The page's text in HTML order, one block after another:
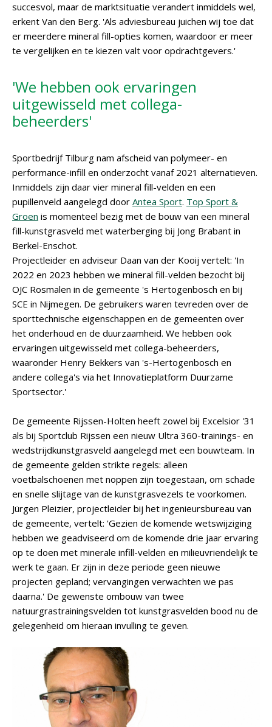
succesvol, maar de marktsituatie verandert inmiddels wel,
erkent Van den Berg. 'Als adviesbureau juichen wij toe dat
er meerdere mineral fill-opties komen, waardoor er meer
te vergelijken en te kiezen valt voor opdrachtgevers.'
'We hebben ook ervaringen
uitgewisseld met collega-
beheerders'
Sportbedrijf Tilburg nam afscheid van polymeer- en
performance-infill en onderzocht vanaf 2021 alternatieven.
Inmiddels zijn daar vier mineral fill-velden en een
pupillenveld aangelegd door Antea Sport. Top Sport &
Groen is momenteel bezig met de bouw van een mineral
fill-kunstgrasveld met waterberging bij Jong Brabant in
Berkel-Enschot.
Projectleider en adviseur Daan van der Kooij vertelt: 'In
2022 en 2023 hebben we mineral fill-velden bezocht bij
OJC Rosmalen in de gemeente 's Hertogenbosch en bij
SCE in Nijmegen. De gebruikers waren tevreden over de
sporttechnische eigenschappen en de gemeenten over
het onderhoud en de duurzaamheid. We hebben ook
ervaringen uitgewisseld met collega-beheerders,
waaronder Henry Bekkers van 's-Hertogenbosch en
andere collega's via het Innovatieplatform Duurzame
Sportsector.'
De gemeente Rijssen-Holten heeft zowel bij Excelsior '31
als bij Sportclub Rijssen een nieuw Ultra 360-trainings- en
wedstrijdkunstgrasveld aangelegd met een bouwteam. In
de gemeente gelden strikte regels: alleen
voetbalschoenen met noppen zijn toegestaan, om schade
en snelle slijtage van de kunstgrasvezels te voorkomen.
Jürgen Pleizier, projectleider bij het ingenieursbureau van
de gemeente, vertelt: 'Gezien de komende wetswijziging
hebben we geadviseerd om de komende drie jaar ervaring
op te doen met minerale infill-velden en milieuvriendelijk te
werk te gaan. Er zijn in deze periode geen nieuwe
projecten gepland; vervangingen verwachten we pas
daarna.' De gewenste ombouw van twee
natuurgrastrainingsvelden tot kunstgrasvelden bood nu de
gelegenheid om hieraan invulling te geven.